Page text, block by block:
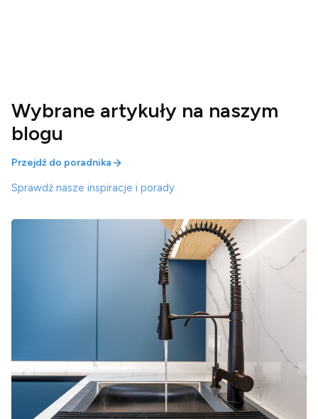
Wybrane artykuły na naszym
blogu
Przejdź do poradnika
Sprawdź nasze inspiracje i porady